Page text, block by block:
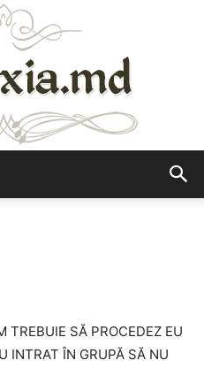
TREBUIE SĂ PROCEDEZ EU
INTRAT ÎN GRUPĂ SĂ NU